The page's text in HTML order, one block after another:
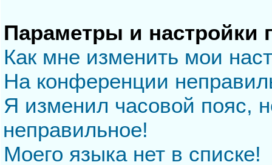
Параметры и настройки
Как мне изменить мои
На конференции
Я изменил часовой пояс,
неправильное!
Моего языка нет в списке!